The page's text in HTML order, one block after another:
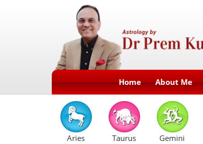
Home About Me
Aries Taurus Gemini